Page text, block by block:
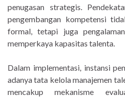
penugasan strategis.
pengembangan kompetensi
formal, tetapi juga
memperkaya kapasitas talenta.
Dalam implementasi, instansi
adanya tata kelola manajemen
mencakup mekanisme